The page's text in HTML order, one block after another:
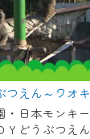
Ｙどうぶつえん